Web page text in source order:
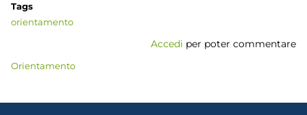
Tags
orientamento
Accedi per poter commentare
Orientamento